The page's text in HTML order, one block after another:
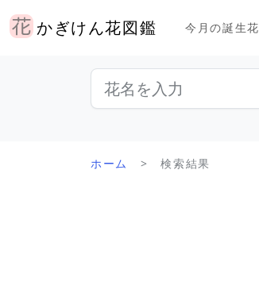
かぎけん花図鑑 今月の誕生花
ホーム 検索結果